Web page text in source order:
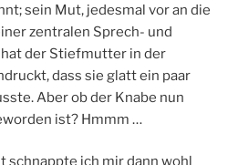
sein Mut, jedesmal vor an die
zentralen Sprech- und
der Stiefmutter in der
dass sie glatt ein paar
Aber ob der Knabe nun
ist? Hmmm …
schnappte ich mir dann wohl